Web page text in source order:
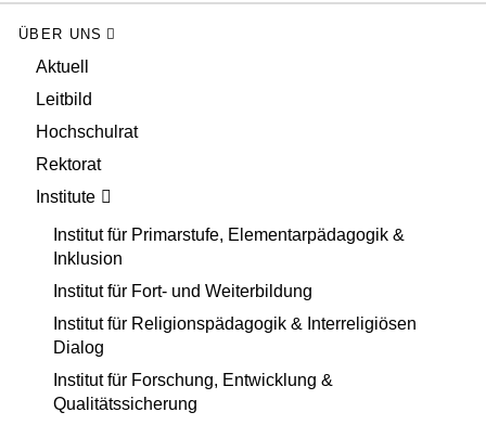
ÜBER UNS
Aktuell
Leitbild
Hochschulrat
Rektorat
Institute
Institut für Primarstufe, Elementarpädagogik &
Inklusion
Institut für Fort- und Weiterbildung
Institut für Religionspädagogik & Interreligiösen
Dialog
Institut für Forschung, Entwicklung &
Qualitätssicherung